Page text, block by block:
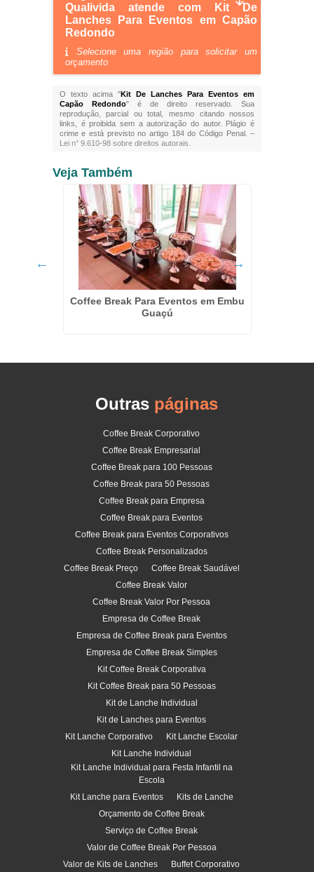
Qualivida atende com Kit De
Lanches Para Eventos em Capão
Redondo
Selecione uma região para solicitar um
orçamento
O texto acima "Kit De Lanches Para Eventos em
Capão Redondo" é de direito reservado. Sua
reprodução, parcial ou total, mesmo citando nossos
links, é proibida sem a autorização do autor. Plágio é
crime e está previsto no artigo 184 do Código Penal. –
Lei n° 9.610-98 sobre direitos autorais
Veja Também
Coffee Break Para Eventos em Embu
Guaçú
Outras páginas
Coffee Break Corporativo
Coffee Break Empresarial
Coffee Break para 100 Pessoas
Coffee Break para 50 Pessoas
Coffee Break para Empresa
Coffee Break para Eventos
Coffee Break para Eventos Corporativos
Coffee Break Personalizados
Coffee Break Preço
Coffee Break Saudável
Coffee Break Valor
Coffee Break Valor Por Pessoa
Empresa de Coffee Break
Empresa de Coffee Break para Eventos
Empresa de Coffee Break Simples
Kit Coffee Break Corporativa
Kit Coffee Break para 50 Pessoas
Kit de Lanche Individual
Kit de Lanches para Eventos
Kit Lanche Corporativo
Kit Lanche Escolar
Kit Lanche Individual
Kit Lanche Individual para Festa Infantil na
Escola
Kit Lanche para Eventos
Kits de Lanche
Orçamento de Coffee Break
Serviço de Coffee Break
Valor de Coffee Break Por Pessoa
Valor de Kits de Lanches
Buffet Corporativo